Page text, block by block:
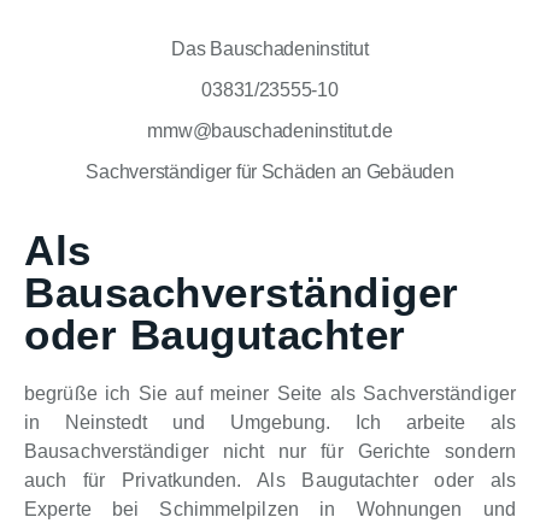
Das Bauschadeninstitut
03831/23555-10
mmw@bauschadeninstitut.de
Sachverständiger für Schäden an Gebäuden
Als
Bausachverständiger
oder Baugutachter
begrüße ich Sie auf meiner Seite als Sachverständiger
in Neinstedt und Umgebung. Ich arbeite als
Bausachverständiger nicht nur für Gerichte sondern
auch für Privatkunden. Als Baugutachter oder als
Experte bei Schimmelpilzen in Wohnungen und